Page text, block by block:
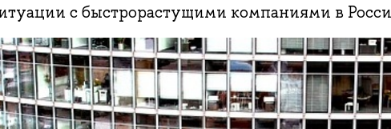
с быстрорастущими компаниями в